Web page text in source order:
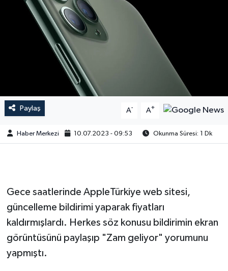
Paylaş A- A+
Haber Merkezi 10.07.2023 - 09:53 Okunma Süresi: 1 Dk
Gece saatlerinde AppleTürkiye web sitesi,
güncelleme bildirimi yaparak fiyatları
kaldırmışlardı. Herkes söz konusu bildirimin ekran
görüntüsünü paylaşıp "Zam geliyor" yorumunu
yapmıştı.